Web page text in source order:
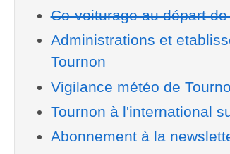
Co-voiturage au départ de
Administrations et
Tournon
Vigilance météo de
Tournon à l'international
Abonnement à la